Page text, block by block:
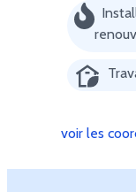
voir les